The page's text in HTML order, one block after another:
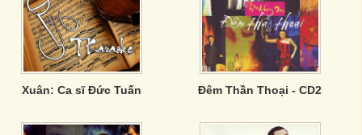
Xuân: Ca sĩ Đức Tuấn Đêm Thần Thoại - CD2